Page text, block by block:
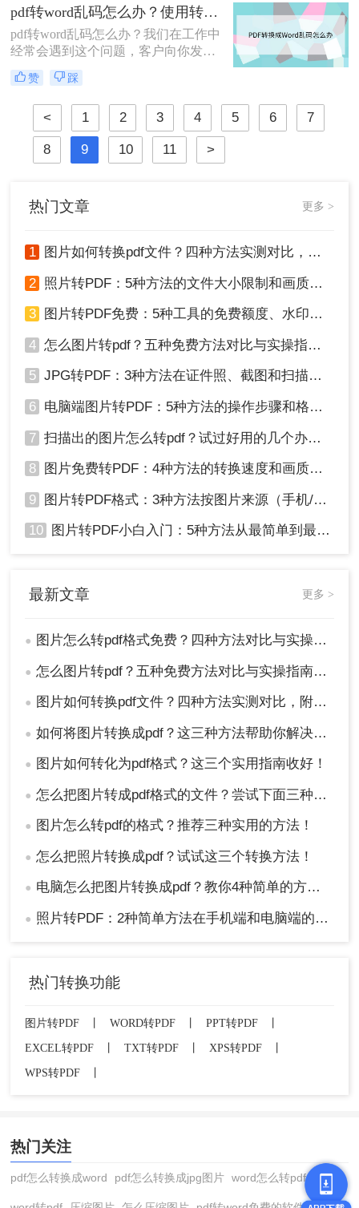
这些问题都是可以避免的。下面小编
就给大家推荐一款，顺便看看pdf转
word在线转换怎么操作?
pdf转word乱码怎么办？使用转转大师试一试！
pdf转word乱码怎么办？我们在工作中
经常会遇到这个问题，客户向你发来
PDF文件，但是我们要修改、复制文
字或者是要将里面的图片导出来，需
要转格式，但是在转换的过程中，经
常会遇到的一个问题，那就是乱码和
排版混乱，这样处理起来也是十分的
麻烦。为什么会乱码呢？要怎样才不
赞 踩
< 1 2 3 4 5 6 7
8 9 10 11 >
热门文章 更多 >
1 图片如何转换pdf文件？四种方法实测对比，附各场景最优选！
2 照片转PDF：5种方法的文件大小限制和画质保留实测！
3 图片转PDF免费：5种工具的免费额度、水印和文件限制对比！
4 怎么图片转pdf？五种免费方法对比与实操指南（附详细表格）！
5 JPG转PDF：3种方法在证件照、截图和扫描件上的转换精度差异！
6 电脑端图片转PDF：5种方法的操作步骤和格式保留对比！
7 扫描出的图片怎么转pdf？试过好用的几个办法！
8 图片免费转PDF：4种方法的转换速度和画质损失对比！
9 图片转PDF格式：3种方法按图片来源（手机/相机/截图）选！
10 图片转PDF小白入门：5种方法从最简单到最专业逐步升级！
最新文章 更多 >
● 图片怎么转pdf格式免费？四种方法对比与实操指南（附详细表格）!
● 怎么图片转pdf？五种免费方法对比与实操指南（附详细表格）！
● 图片如何转换pdf文件？四种方法实测对比，附各场景最优选！
● 如何将图片转换成pdf？这三种方法帮助你解决问题！
● 图片如何转化为pdf格式？这三个实用指南收好！
● 怎么把图片转成pdf格式的文件？尝试下面三种方法！
● 图片怎么转pdf的格式？推荐三种实用的方法！
● 怎么把照片转换成pdf？试试这三个转换方法！
● 电脑怎么把图片转换成pdf？教你4种简单的方法！
● 照片转PDF：2种简单方法在手机端和电脑端的操作差异！
热门转换功能
图片转PDF WORD转PDF PPT转PDF
EXCEL转PDF
TXT转PDF XPS转PDF
WPS转PDF
热门关注
pdf怎么转换成word pdf怎么转换成jpg图片 word怎么转pdf